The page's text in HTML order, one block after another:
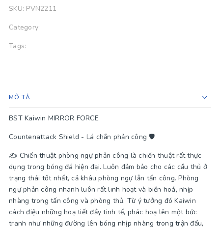
SKU: PVN2211
Category:
Tags:
MÔ TẢ
BST Kaiwin MIRROR FORCE
Countenattack Shield - Lá chắn phản công 🛡
✍️ Chiến thuật phòng ngự phản công là chiến thuật rất thực
dụng trong bóng đá hiện đại. Luôn đảm bảo cho các cầu thủ ở
trạng thái tốt nhất, cả khâu phòng ngự lẫn tấn công. Phòng
ngự phản công nhanh luôn rất linh hoạt và biến hoá, nhịp
nhàng trong tấn công và phòng thủ. Từ ý tưởng đó Kaiwin
cách điệu những hoạ tiết đầy tinh tế, phác hoạ lên một bức
tranh như những đường lên bóng nhịp nhàng trong trận đấu,